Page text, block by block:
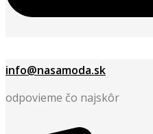
info@nasamoda.sk
odpovieme čo najskôr